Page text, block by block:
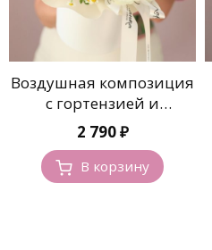
Воздушная композиция
с гортензией и
ромашками
2 790₽
В корзину